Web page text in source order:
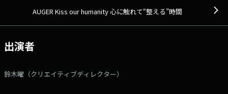
AUGER Kiss our humanity 心に触れて“整える”時間
出演者
鈴木曜（クリエイティブディレクター）